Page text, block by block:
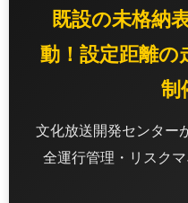
既設の未格納
動！設定距離
制
文化放送開発センター
全運行管理・リスク